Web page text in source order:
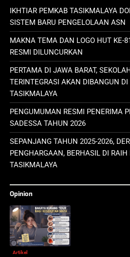
IKHTIAR PEMKAB TASIKMALAYA
SISTEM BARU PENGELOLAAN ASN
MAKNA TEMA DAN LOGO HUT KE-
RESMI DILUNCURKAN
PERTAMA DI JAWA BARAT,
TERINTEGRASI AKAN DIBANGUN DI
TASIKMALAYA
PENGUMUMAN RESMI PENERIMA
SADESSA TAHUN 2026
SEPANJANG TAHUN 2025-2026,
PENGHARGAAN, BERHASIL DI RAIH
TASIKMALAYA
Opinion
Artikel